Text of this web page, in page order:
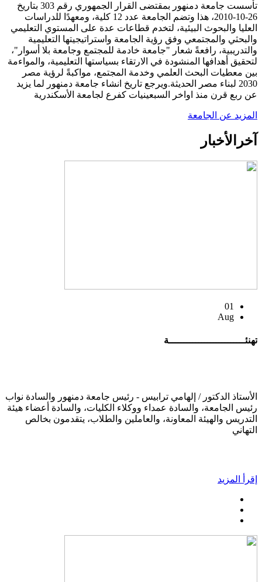
تأسست جامعة دمنهور بمقتضى القرار الجمهوري رقم 303 بتاريخ
26-10-2010، هذا وتضم الجامعة عدد 12 كلية، ومعهدًا للدراسات
العليا والبحوث البيئية، لتخدم قطاعات عدة على المستوي التعليمي
والبحثي والمجتمعي وفق رؤية الجامعة واستراتيجيتها التعليمية
والتدريبية، رافعةً شعار "جامعة خادمة للمجتمع وجامعة بلا أسوار"،
لتحقيق أهدافها المنشودة في الارتقاء بسياستها التعليمية، والمواءمة
بين معطيات البحث العلمي وخدمة المجتمع، مواكبةً لرؤية مصر
2030 لبناء مصر الحديثة.ويرجع تاريخ انشاء جامعة دمنهور لما يزيد
عن ربع قرن منذ اواخر السبعينيات كفرع لجامعة الأسكندرية
المزيد عن الجامعة
آخر الأخبار
01
Aug
تهنئــــــــــــــــــــــــــة
الأستاذ الدكتور / إلهامي ترابيس - رئيس جامعة دمنهور والسادة نواب
رئيس الجامعة، والسادة عمداء ووكلاء الكليات، والسادة أعضاء هيئة
التدريس والهيئة المعاونة، والعاملين والطلاب، يتقدمون بخالص
التهاني
إقرأ المزيد